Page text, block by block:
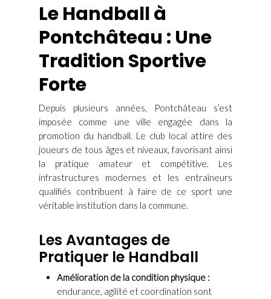
Le Handball à
Pontchâteau : Une
Tradition Sportive
Forte
Depuis plusieurs années, Pontchâteau s’est
imposée comme une ville engagée dans la
promotion du handball. Le club local attire des
joueurs de tous âges et niveaux, favorisant ainsi
la pratique amateur et compétitive. Les
infrastructures modernes et les entraîneurs
qualifiés contribuent à faire de ce sport une
véritable institution dans la commune.
Les Avantages de
Pratiquer le Handball
Amélioration de la condition physique :
endurance, agilité et coordination sont